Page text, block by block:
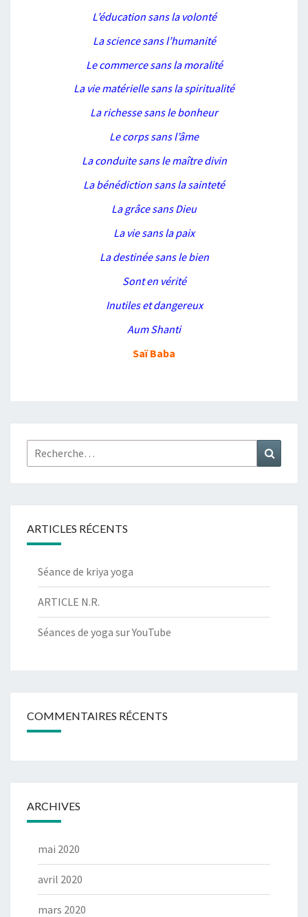
L’éducation sans la volonté
La science sans l’humanité
Le commerce sans la moralité
La vie matérielle sans la spiritualité
La richesse sans le bonheur
Le corps sans l’âme
La conduite sans le maître divin
La bénédiction sans la sainteté
La grâce sans Dieu
La vie sans la paix
La destinée sans le bien
Sont en vérité
Inutiles et dangereux
Aum Shanti
Saï Baba
Rechercher :
ARTICLES RÉCENTS
Séance de kriya yoga
ARTICLE N.R.
Séances de yoga sur YouTube
COMMENTAIRES RÉCENTS
ARCHIVES
mai 2020
avril 2020
mars 2020